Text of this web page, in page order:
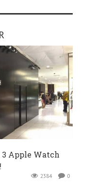
3 Apple Watch
2384 0